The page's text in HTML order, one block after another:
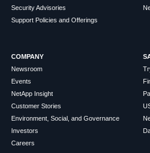
Security Advisories
Support Policies and Offerings
COMPANY
Newsroom
Events
NetApp Insight
Customer Stories
Environment, Social, and Governance
Investors
Careers